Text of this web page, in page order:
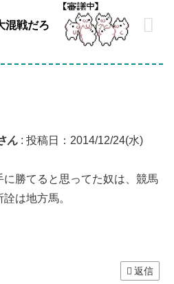
混戦だろ
ん : 投稿日：2014/12/24(水)
に勝てると思ってた奴は、競馬
は地方馬。
返信